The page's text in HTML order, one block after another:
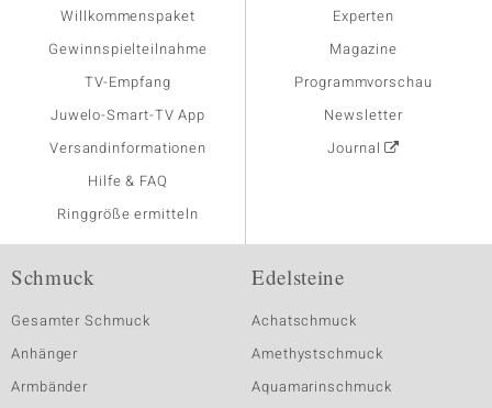
Willkommenspaket
Gewinnspielteilnahme
TV-Empfang
Juwelo-Smart-TV App
Versandinformationen
Hilfe & FAQ
Ringgröße ermitteln
Experten
Magazine
Programmvorschau
Newsletter
Journal
Schmuck
Gesamter Schmuck
Anhänger
Armbänder
Edelsteine
Achatschmuck
Amethystschmuck
Aquamarinschmuck